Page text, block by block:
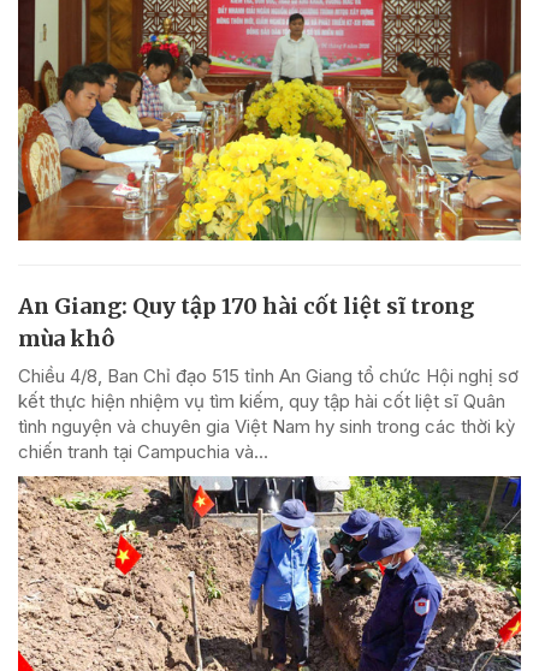
An Giang: Quy tập 170 hài cốt liệt sĩ trong
mùa khô
Chiều 4/8, Ban Chỉ đạo 515 tỉnh An Giang tổ chức Hội nghị sơ
kết thực hiện nhiệm vụ tìm kiếm, quy tập hài cốt liệt sĩ Quân
tình nguyện và chuyên gia Việt Nam hy sinh trong các thời kỳ
chiến tranh tại Campuchia và...